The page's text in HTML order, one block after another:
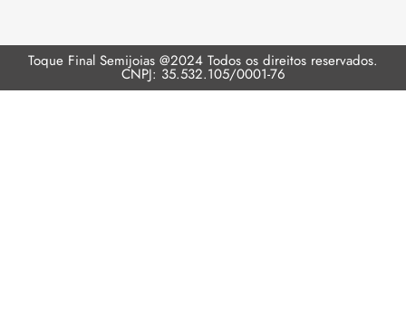
Toque Final Semijoias @2024 Todos os direitos reservados.
CNPJ: 35.532.105/0001-76